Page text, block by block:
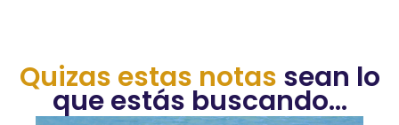
Quizas estas notas sean lo
que estás buscando...